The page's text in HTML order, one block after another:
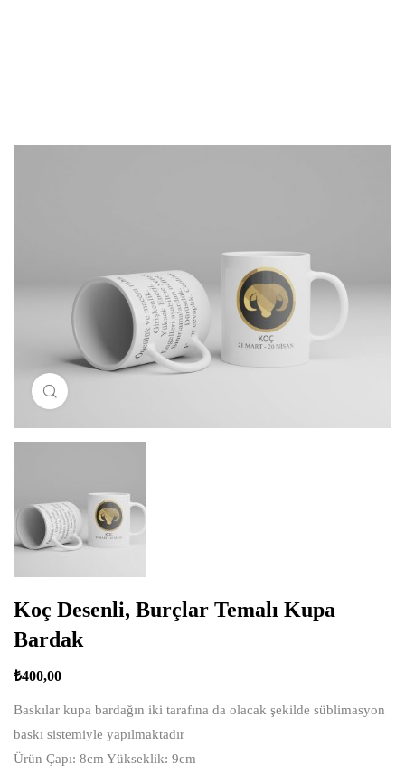
Koç Desenli, Burçlar Temalı Kupa
Bardak
₺400,00
Baskılar kupa bardağın iki tarafına da olacak şekilde süblimasyon
baskı sistemiyle yapılmaktadır
Ürün Çapı: 8cm Yükseklik: 9cm